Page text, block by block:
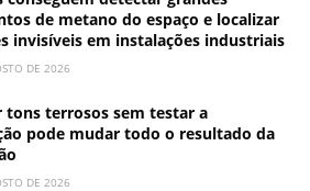
de metano do espaço e localizar
invisíveis em instalações industriais
DE 2026
tons terrosos sem testar a
pode mudar todo o resultado da
DE 2026